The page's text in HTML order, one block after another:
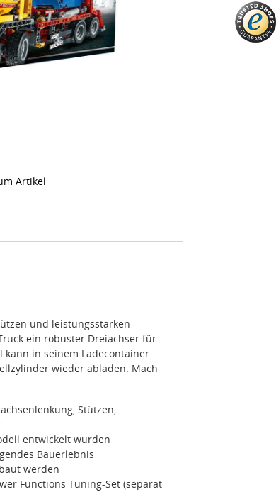
Artikel
und leistungsstarken
ein robuster Dreiachser für
kann in seinem Ladecontainer
wieder abladen. Mach
Stützen,
entwickelt wurden
Bauerlebnis
werden
Functions Tuning-Set (separat